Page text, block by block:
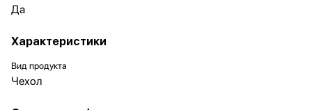
Да
Характеристики
Вид продукта
Чехол